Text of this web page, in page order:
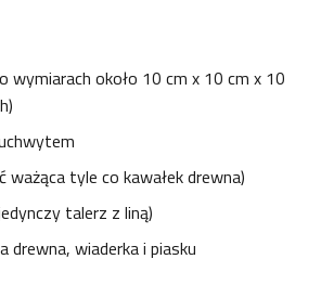
wymiarach około 10 cm x 10 cm x 10
ważąca tyle co kawałek drewna)
talerz z liną)
drewna, wiaderka i piasku